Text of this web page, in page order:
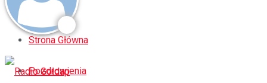
Strona Główna
Pozdrowienia